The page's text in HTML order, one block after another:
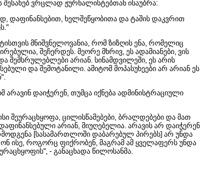
შესახებ ვრცლად ჟურნალისტებთან ისაუბრა:
დაფინანსებით, ხელშეწყობითა და ტაშის დაკვრით
მნიშვნელოვანია, რომ ზიზღის ენა, რომელიც
შეჩერდეს. მეორე მხრივ, ეს ადამიანები, ვის
შემსრულებლები არიან. სინამდვილეში, ეს არის
და შემოტანილი. ამიტომ მოპასუხეები არ არიან ეს
დაიჭერენ, თუმცა იქნება ადმინისტრაციული
შეურაცხყოფა, ცილისწამებები, ბრალდებები და მათ
არიან, მიუღებელია. არავის არ დაიჭერენ
[სასამართლოში დაბარებულ პირებს] არ უნდა
ისე, როგორც ფიქრობენ, მაგრამ ამ ყველაფერს უნდა
- განაცხადა წილოსანმა.